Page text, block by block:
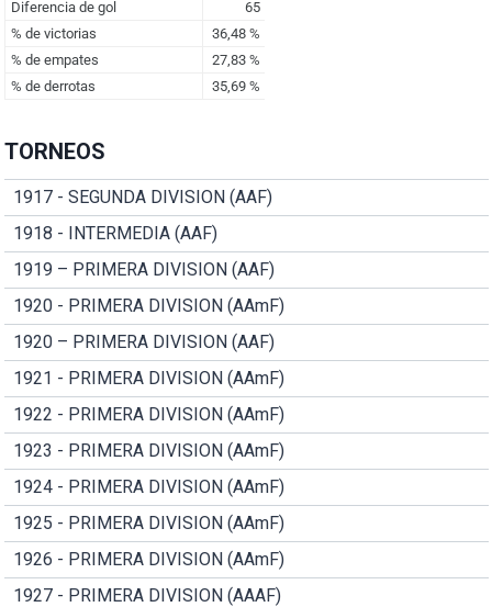
TORNEOS
1917 - SEGUNDA DIVISION (AAF)
1918 - INTERMEDIA (AAF)
1919 – PRIMERA DIVISION (AAF)
1920 - PRIMERA DIVISION (AAmF)
1920 – PRIMERA DIVISION (AAF)
1921 - PRIMERA DIVISION (AAmF)
1922 - PRIMERA DIVISION (AAmF)
1923 - PRIMERA DIVISION (AAmF)
1924 - PRIMERA DIVISION (AAmF)
1925 - PRIMERA DIVISION (AAmF)
1926 - PRIMERA DIVISION (AAmF)
1927 - PRIMERA DIVISION (AAAF)